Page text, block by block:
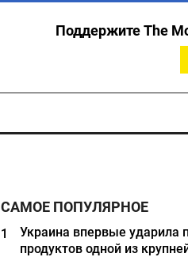
Поддержите The
САМОЕ ПОПУЛЯРНОЕ
1
Украина впервые ударила
продуктов одной из